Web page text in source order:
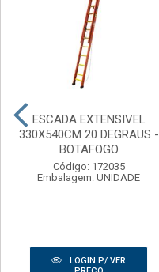
ESCADA EXTENSIVEL
330X540CM 20 DEGRAUS -
BOTAFOGO
Código: 172035
Embalagem: UNIDADE
LOGIN P/ VER